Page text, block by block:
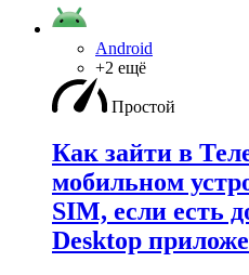
Android
+2 ещё
Простой
Как зайти в
мобильном
SIM, если есть
Desktop